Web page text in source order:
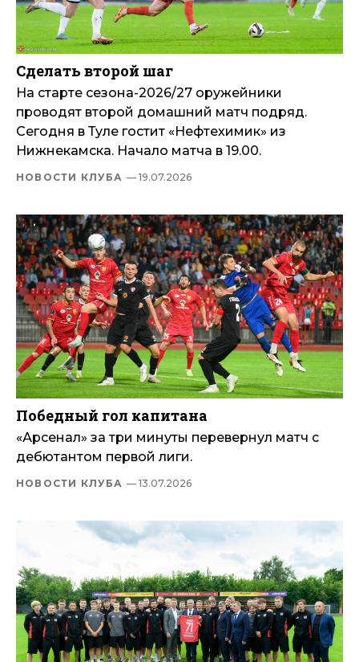
Сделать второй шаг
На старте сезона-2026/27 оружейники
проводят второй домашний матч подряд.
Сегодня в Туле гостит «Нефтехимик» из
Нижнекамска. Начало матча в 19.00.
НОВОСТИ КЛУБА — 19.07.2026
Победный гол капитана
«Арсенал» за три минуты перевернул матч с
дебютантом первой лиги.
НОВОСТИ КЛУБА — 13.07.2026